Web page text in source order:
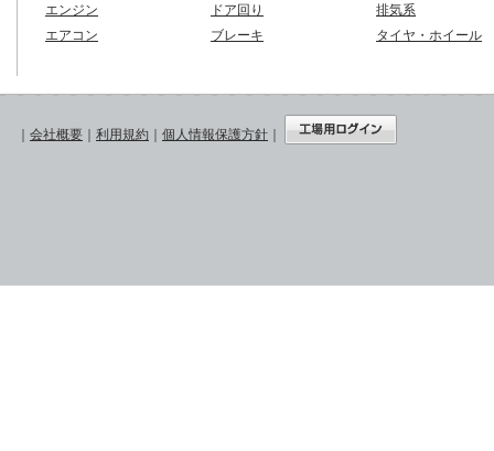
エンジン
エアコン
ドア回り
ブレーキ
排気系
タイヤ・ホイール
会社概要 利用規約 個人情報保護方針